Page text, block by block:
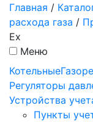
Главная /
расхода газа /
Ex
Меню
Котельные
Регуляторы
Устройства
Пункты